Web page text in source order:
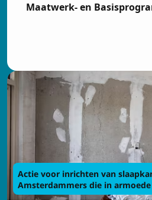
Maatwerk- en
Actie voor inrichten van
Amsterdammers die in